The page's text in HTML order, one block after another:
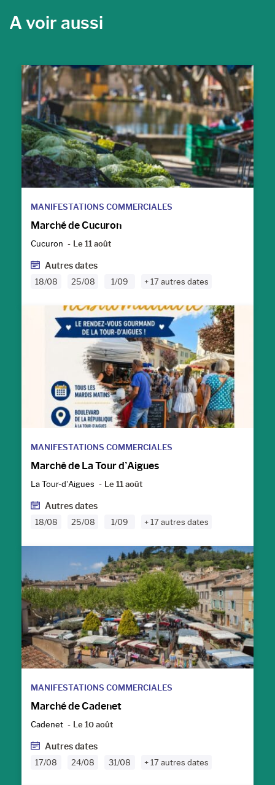
A voir aussi
MANIFESTATIONS COMMERCIALES
Marché de Cucuron
Cucuron Le 11 août
Autres dates
18/08 25/08 1/09 + 17 autres dates
MANIFESTATIONS COMMERCIALES
Marché de La Tour d’Aigues
La Tour-d’Aigues Le 11 août
Autres dates
18/08 25/08 1/09 + 17 autres dates
MANIFESTATIONS COMMERCIALES
Marché de Cadenet
Cadenet Le 10 août
Autres dates
17/08 24/08 31/08 + 17 autres dates